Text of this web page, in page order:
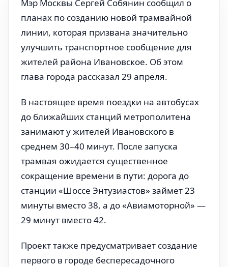
Мэр Москвы Сергей Собянин сообщил о
планах по созданию новой трамвайной
линии, которая призвана значительно
улучшить транспортное сообщение для
жителей района Ивановское. Об этом
глава города рассказал 29 апреля.
В настоящее время поездки на автобусах
до ближайших станций метрополитена
занимают у жителей Ивановского в
среднем 30–40 минут. После запуска
трамвая ожидается существенное
сокращение времени в пути: дорога до
станции «Шоссе Энтузиастов» займет 23
минуты вместо 38, а до «Авиамоторной» —
29 минут вместо 42.
Проект также предусматривает создание
первого в городе беспересадочного